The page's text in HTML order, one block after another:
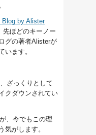
Blog by Alister
先ほどのキーノー
グの著者Alisterが
います。
ざっくりとして
クダウンされてい
、今でもこの理
気がします。